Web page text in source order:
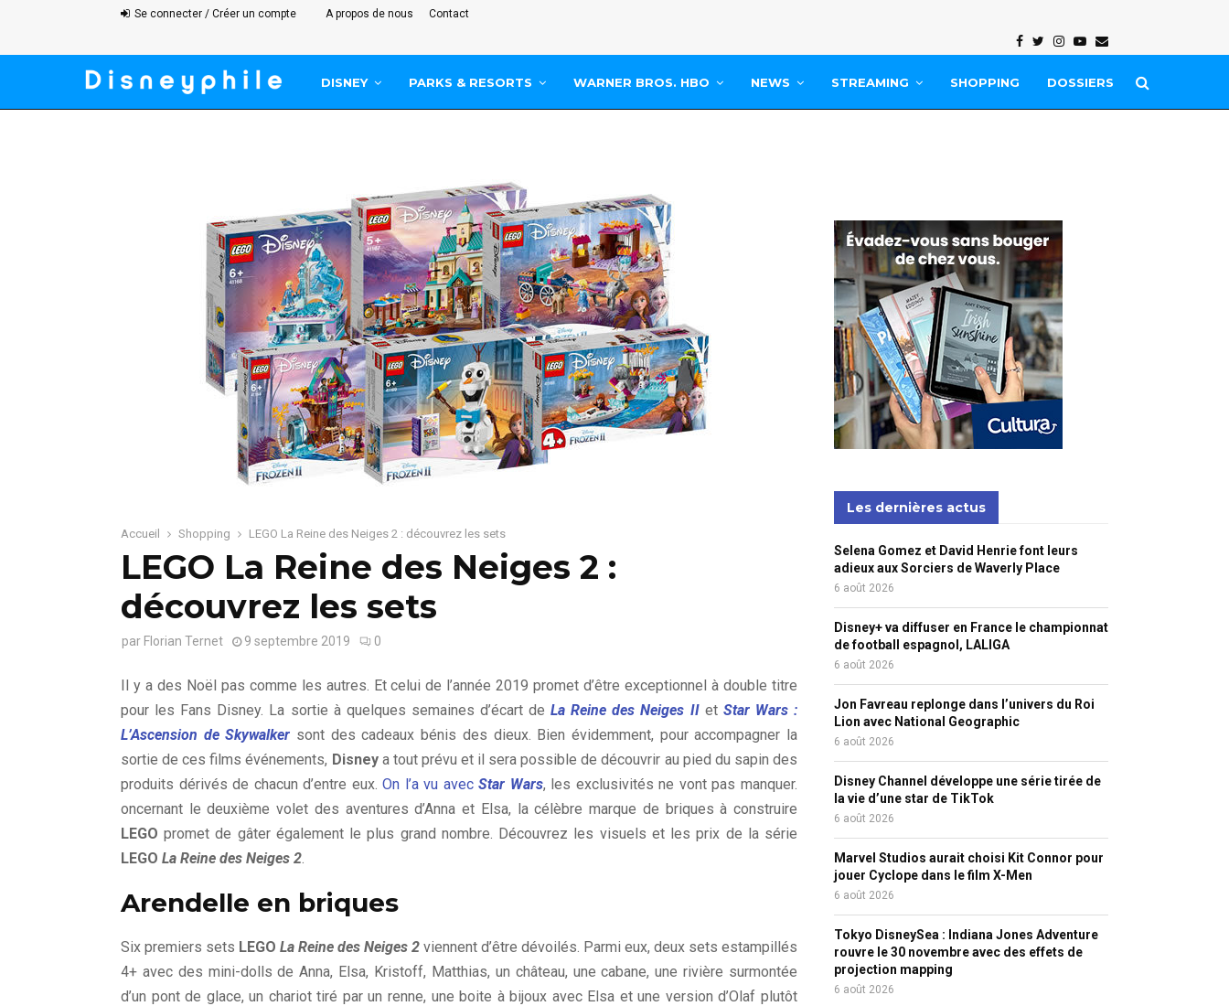
Se connecter / Créer un compte A propos de nous Contact
Facebook
Twitter
Instagram
Youtube
Email
DISNEY PARKS & RESORTS WARNER BROS. HBO NEWS STREAMING SHOPPING DOSSIERS
Accueil Shopping LEGO La Reine des Neiges 2 : découvrez les sets
LEGO La Reine des Neiges 2 :
découvrez les sets
par Florian Ternet 9 septembre 2019 0
Il y a des Noël pas comme les autres. Et celui de l’année 2019 promet d’être exceptionnel à double titre
pour les Fans Disney. La sortie à quelques semaines d’écart de La Reine des Neiges IIet Star Wars :
L’Ascension de Skywalker sont des cadeaux bénis des dieux. Bien évidemment, pour accompagner la
sortie de ces films événements, Disneya tout prévu et il sera possible de découvrir au pied du sapin des
produits dérivés de chacun d’entre eux.On l’a vu avecStar Wars, les exclusivités ne vont pas manquer.
oncernant le deuxième volet des aventures d’Anna et Elsa, la célèbre marque de briques à construire
LEGO promet de gâter également le plus grand nombre. Découvrez les visuels et les prix de la série
LEGO La Reine des Neiges 2.
Arendelle en briques
Six premiers sets LEGO La Reine des Neiges 2 viennent d’être dévoilés. Parmi eux, deux sets estampillés
4+ avec des mini-dolls de Anna, Elsa, Kristoff, Matthias, un château, une cabane, une rivière surmontée
d’un pont de glace, un chariot tiré par un renne, une boite à bijoux avec Elsa et une version d’Olaf plutôt
Les dernières actus
Selena Gomez et David Henrie font leurs
adieux aux Sorciers de Waverly Place
6 août 2026
Disney+ va diffuser en France le championnat
de football espagnol, LALIGA
6 août 2026
Jon Favreau replonge dans l’univers du Roi
Lion avec National Geographic
6 août 2026
Disney Channel développe une série tirée de
la vie d’une star de TikTok
6 août 2026
Marvel Studios aurait choisi Kit Connor pour
jouer Cyclope dans le film X-Men
6 août 2026
Tokyo DisneySea : Indiana Jones Adventure
rouvre le 30 novembre avec des effets de
projection mapping
6 août 2026